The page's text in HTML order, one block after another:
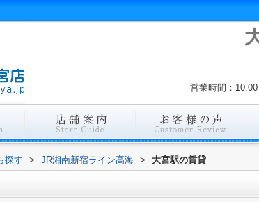
営業時間：
探す > JR湘南新宿ライン高海 > 大宮駅の賃貸